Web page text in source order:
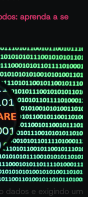
aprenda a se
dados e exigindo um